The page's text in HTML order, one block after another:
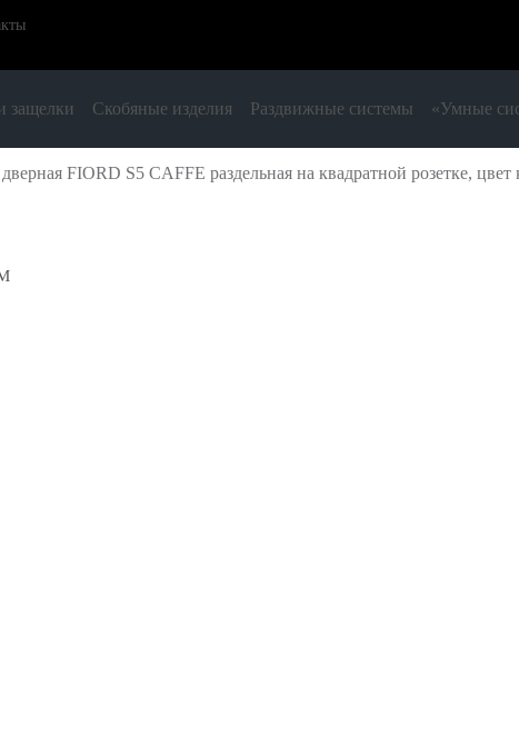
защелки Скобяные изделия Раздвижные системы «Умные
FIORD S5 CAFFE раздельная на квадратной розетке,